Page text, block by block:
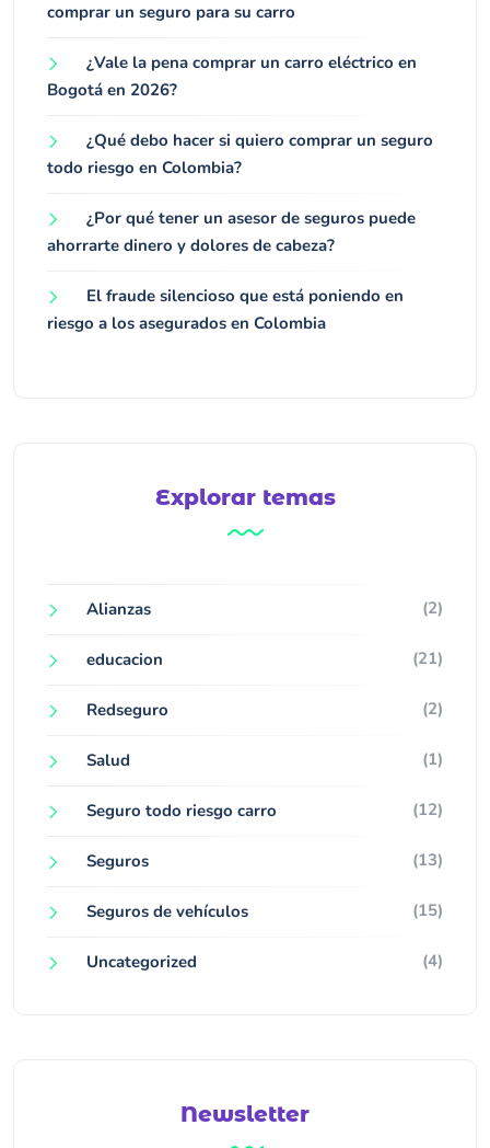
comprar un seguro para su carro
¿Vale la pena comprar un carro eléctrico en
Bogotá en 2026?
¿Qué debo hacer si quiero comprar un seguro
todo riesgo en Colombia?
¿Por qué tener un asesor de seguros puede
ahorrarte dinero y dolores de cabeza?
El fraude silencioso que está poniendo en
riesgo a los asegurados en Colombia
Explorar temas
Alianzas (2)
educacion (21)
Redseguro (2)
Salud (1)
Seguro todo riesgo carro (12)
Seguros (13)
Seguros de vehículos (15)
Uncategorized (4)
Newsletter